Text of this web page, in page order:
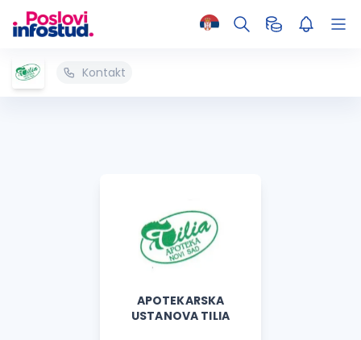
Kontakt
APOTEKARSKA
USTANOVA TILIA